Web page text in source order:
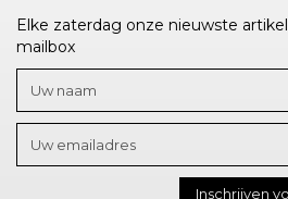
Elke zaterdag onze nieuwste
mailbox